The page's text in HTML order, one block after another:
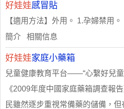
好娃娃感冒貼
【適用方法】外用。 1.孕婦禁用
簡介 相關信息
好娃娃家庭小藥箱
兒童健康教育平台——“心繫好兒
《2009年度中國家庭藥箱調查報
民雖然逐步重視常備藥的儲備，但